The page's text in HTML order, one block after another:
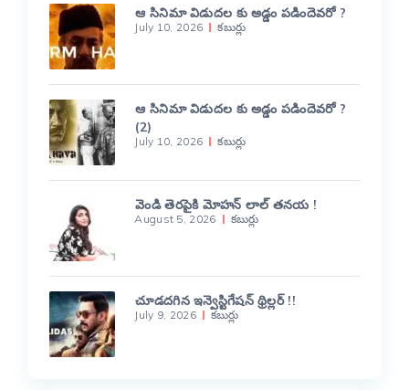
ఆ సినిమా విడుదల కు అడ్డం పడిందెవరో ?
July 10, 2026 కబుర్లు
ఆ సినిమా విడుదల కు అడ్డం పడిందెవరో ?
(2)
July 10, 2026 కబుర్లు
వెండి తెరపైకి మోహన్ లాల్ తనయ !
August 5, 2026 కబుర్లు
చూడదగిన ఇన్వెస్టిగేషన్ థ్రిల్లర్ !!
July 9, 2026 కబుర్లు